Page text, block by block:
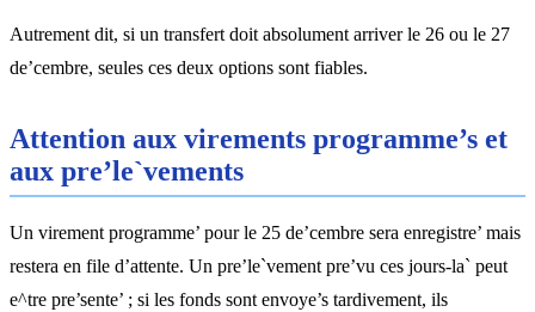
Autrement dit, si un transfert doit absolument arriver le 26 ou le 27
de’cembre, seules ces deux options sont fiables.
Attention aux virements programme’s et
aux pre’le`vements
Un virement programme’ pour le 25 de’cembre sera enregistre’ mais
restera en file d’attente. Un pre’le`vement pre’vu ces jours-la` peut
e^tre pre’sente’ ; si les fonds sont envoye’s tardivement, ils